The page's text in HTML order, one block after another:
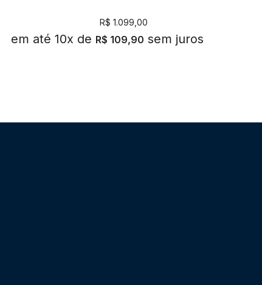
R$ 1.099,00
em até 10x de R$ 109,90 sem juros